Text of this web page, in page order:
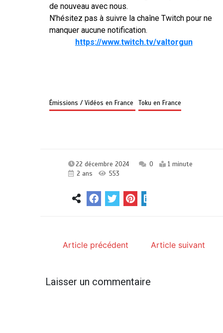
de nouveau avec nous.
N’hésitez pas à suivre la chaîne Twitch pour ne
manquer aucune notification.
https://www.twitch.tv/valtorgun
Émissions / Vidéos en France Toku en France
22 décembre 2024 0
1 minute
2 ans
553
Article précédent Article suivant
Laisser un commentaire